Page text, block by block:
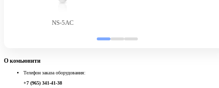
NS-5AC
О комьюнити
Телефон заказа оборудования:
+7 (965) 341-41-38